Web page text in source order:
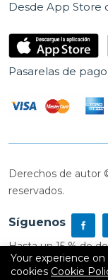
Desde App Store
Pasarelas de
Derechos de autor
reservados.
Síguenos
Hasta un 15 % de
Your experience
cookies Cookie